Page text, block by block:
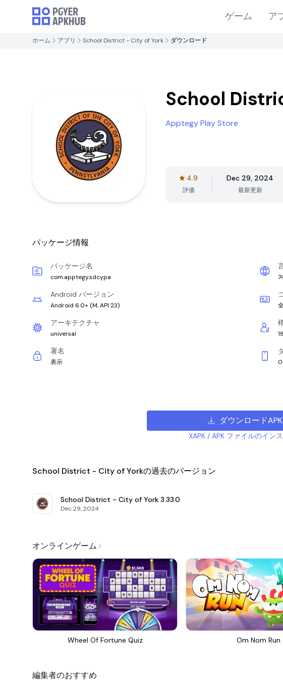
ゲーム ア
ホーム アプリ School District - City of York ダウンロード
School
Apptegy Play Store
4.9
評価
Dec 29, 2024
最新更新
パッケージ情報
パッケージ名
com.apptegy.sdcypa
Android バージョン
Android 6.0+ (M, API 23)
アーキテクチャ
universal
署名
表示 0
ダウンロードAPK
XAPK / APK ファイルのイン
School District - City of Yorkの過去のバージョン
School District - City of York 3.33.0
Dec 29, 2024
オンラインゲーム
Wheel Of Fortune Quiz Om Nom Run
編集者のおすすめ